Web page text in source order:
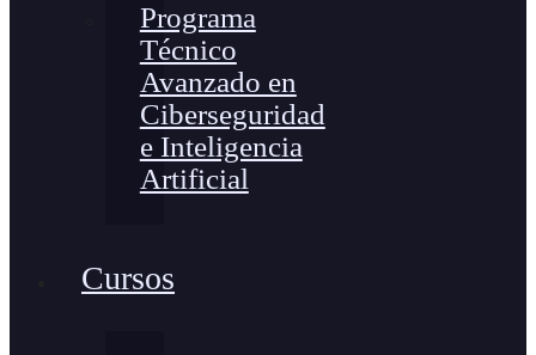
Programa
Técnico
Avanzado en
Ciberseguridad
e Inteligencia
Artificial
Cursos